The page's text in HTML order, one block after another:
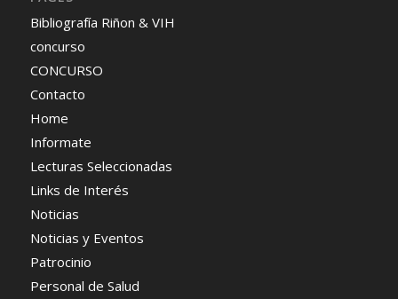
Bibliografía Riñon & VIH
concurso
CONCURSO
Contacto
Home
Informate
Lecturas Seleccionadas
Links de Interés
Noticias
Noticias y Eventos
Patrocinio
Personal de Salud